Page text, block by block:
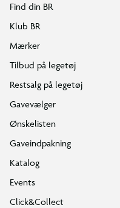
Find din BR
Klub BR
Mærker
Tilbud på legetøj
Restsalg på legetøj
Gavevælger
Ønskelisten
Gaveindpakning
Katalog
Events
Click&Collect